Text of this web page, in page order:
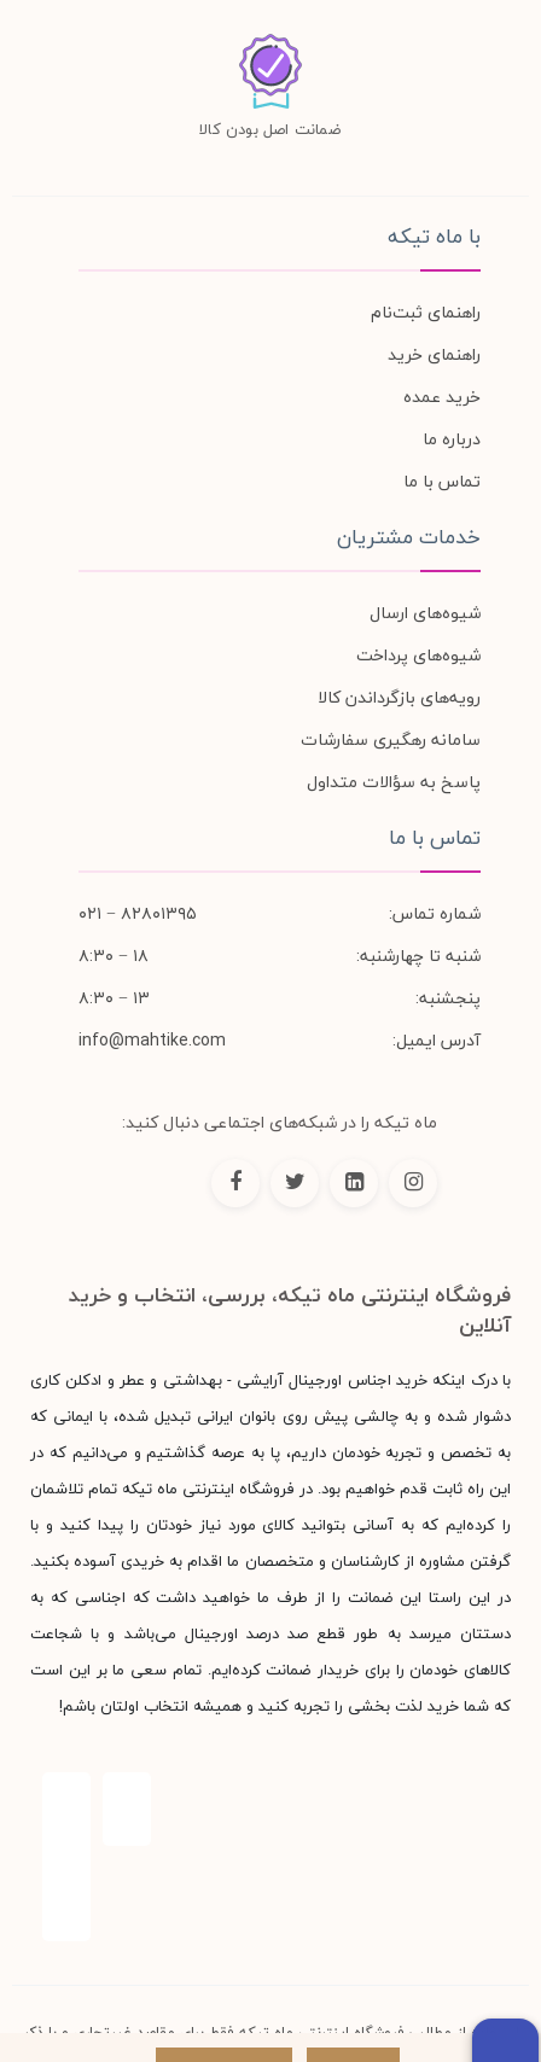
ضمانت اصل بودن کالا
با ماه تیکه
راهنمای ثبت‌نام
راهنمای خرید
خرید عمده
درباره ما
تماس با ما
خدمات مشتریان
شیوه‌های ارسال
شیوه‌های پرداخت
رویه‌های بازگرداندن کالا
سامانه رهگیری سفارشات
پاسخ به سؤالات متداول
تماس با ما
شماره تماس:
۸۲۸۰۱۳۹۵ − ۰۲۱
شنبه تا چهارشنبه:
۱۸ − ۸:۳۰
پنجشنبه:
۱۳ − ۸:۳۰
آدرس ایمیل:
info@mahtike.com
ماه تیکه را در شبکه‌های اجتماعی دنبال کنید:
فروشگاه اینترنتی ماه تیکه، بررسی، انتخاب و خرید
آنلاین
با درک اینکه خرید اجناس اورجینال آرایشی - بهداشتی و عطر و ادکلن کاری
دشوار شده و به چالشی پیش روی بانوان ایرانی تبدیل شده، با ایمانی که
به تخصص و تجربه خودمان داریم، پا به عرصه گذاشتیم و می‌دانیم که در
این راه ثابت قدم خواهیم بود. در فروشگاه اینترنتی ماه تیکه تمام تلاشمان
را کرده‌ایم که به آسانی بتوانید کالای مورد نیاز خودتان را پیدا کنید و با
گرفتن مشاوره از کارشناسان و متخصصان ما اقدام به خریدی آسوده بکنید.
در این راستا این ضمانت را از طرف ما خواهید داشت که اجناسی که به
دستتان میرسد به طور قطع صد درصد اورجینال می‌باشد و با شجاعت
کالاهای خودمان را برای خریدار ضمانت کرده‌ایم. تمام سعی ما بر این است
که شما خرید لذت بخشی را تجربه کنید و همیشه انتخاب اولتان باشم!
استفاده از مطالب فروشگاه اینترنتی ماه تیکه فقط برای مقاصد غیرتجاری و با ذکر
منبع بلامانع است. کلیه حقوق این سایت متعلق به فروشگاه آنلاین ماه تیکه